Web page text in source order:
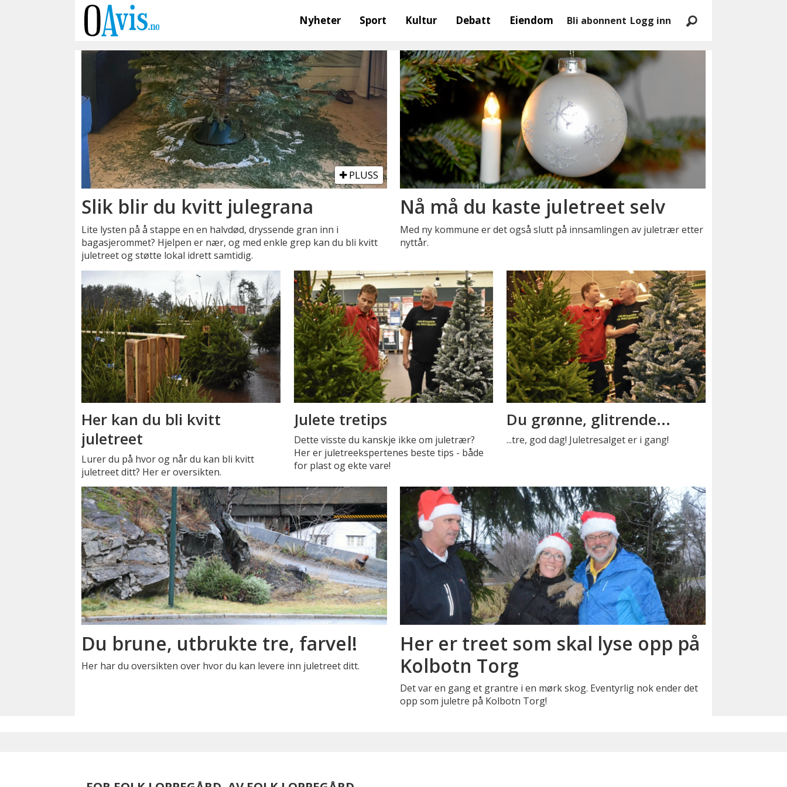
Nyheter Sport Kultur Debatt Eiendom Bli abonnent Logg inn
PLUSS
Slik blir du kvitt julegrana
Lite lysten på å stappe en en halvdød, dryssende gran inn i
bagasjerommet? Hjelpen er nær, og med enkle grep kan du bli kvitt
juletreet og støtte lokal idrett samtidig.
Nå må du kaste juletreet selv
Med ny kommune er det også slutt på innsamlingen av juletrær etter
nyttår.
Her kan du bli kvitt
juletreet
Lurer du på hvor og når du kan bli kvitt
juletreet ditt? Her er oversikten.
Julete tretips
Dette visste du kanskje ikke om juletrær?
Her er juletreekspertenes beste tips - både
for plast og ekte vare!
Du grønne, glitrende...
...tre, god dag! Juletresalget er i gang!
Du brune, utbrukte tre, farvel!
Her har du oversikten over hvor du kan levere inn juletreet ditt.
Her er treet som skal lyse opp på
Kolbotn Torg
Det var en gang et grantre i en mørk skog. Eventyrlig nok ender det
opp som juletre på Kolbotn Torg!